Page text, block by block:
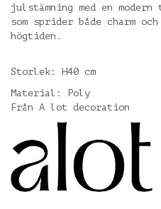
julstämning med en
som sprider både charm
högtiden.
Storlek: H40 cm
Material: Poly
Från A lot decoration